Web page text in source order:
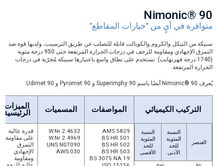
Nimonic® 90
متوافرة في أيٍ من "خيارات المقاطع"
سبيكة من النيكل والكروم والكوبالت قابلة للتصلب عن طريق الترسيب، ولديها قوة ضد
التمزق الإجهادي ومقاومة للزحف في درجات الحرارة المرتفعة حتى 950 درجة مئوية
(1740 درجة فهرنهايت). تستخدم على نطاق واسع باعتبارها سبيكة مُجرّبة في درجات
الحرارة المرتفعة.
يُعرف Nimonic® 90 أيضًا باسم Superimphy 90 و Pyromet 90 و Udimet 90.
التركيب الكيميائي المواصفات المسميات الميزات
الرئيسية
العنصر
النسبة
المئوية
للحد
الأدنى
النسبة
المئوية
للحد
الأقصى
AMS 5829
BS HR 501
BS HR 502
BS HR 503
BS 3075 NA 19
W.Nr 2.4632
W.Nr 2.4969
UNS N07090
AWS 030
قدرة عالية
على مقاومة
التمزق
الإجهادي
ومقاومة